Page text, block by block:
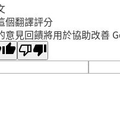
個翻譯評分
意見回饋將用於協助改善